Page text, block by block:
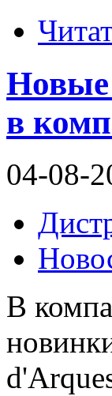
Новые
в
04-08-
В